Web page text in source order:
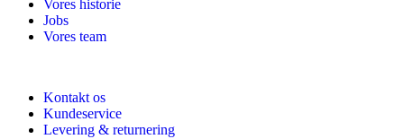
Vores historie
Jobs
Vores team
Kontakt os
Kundeservice
Levering & returnering